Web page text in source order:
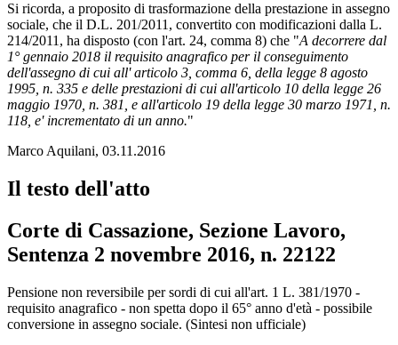
Si ricorda, a proposito di trasformazione della prestazione in assegno
sociale, che il D.L. 201/2011, convertito con modificazioni dalla L.
214/2011, ha disposto (con l'art. 24, comma 8) che "A decorrere dal
1° gennaio 2018 il requisito anagrafico per il conseguimento
dell'assegno di cui all' articolo 3, comma 6, della legge 8 agosto
1995, n. 335 e delle prestazioni di cui all'articolo 10 della legge 26
maggio 1970, n. 381, e all'articolo 19 della legge 30 marzo 1971, n.
118, e' incrementato di un anno."
Marco Aquilani, 03.11.2016
Il testo dell'atto
Corte di Cassazione, Sezione Lavoro,
Sentenza 2 novembre 2016, n. 22122
Corte di Cassazione, Sezione Lavoro,
Pensione non reversibile per sordi di cui all'art. 1 L. 381/1970 -
requisito anagrafico - non spetta dopo il 65° anno d'età - possibile
conversione in assegno sociale. (Sintesi non ufficiale)